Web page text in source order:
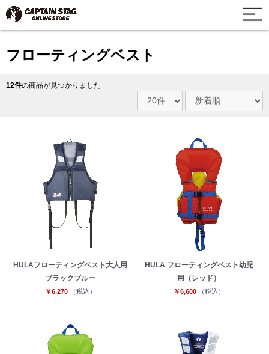
フローティングベスト
12件の商品が見つかりました
HULAフローティングベスト大人用
ブラックブルー
￥6,270 （税込）
HULA フローティングベスト幼児
用（レッド）
￥6,600 （税込）